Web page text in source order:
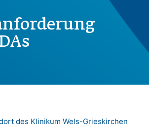
des Klinikum Wels-Grieskirchen